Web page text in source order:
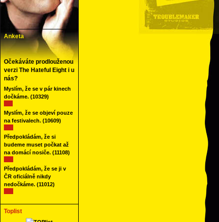
Anketa
Očekáváte prodlouženou
verzi The Hateful Eight i u
nás?
Myslím, že se v pár kinech
dočkáme. (10329)
Myslím, že se objeví pouze
na festivalech. (10609)
Předpokládám, že si
budeme muset počkat až
na domácí nosiče. (11108)
Předpokládám, že se ji v
ČR oficiálně nikdy
nedočkáme. (11012)
Toplist